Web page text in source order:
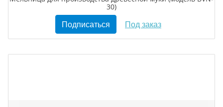
30)
Подписаться Под заказ